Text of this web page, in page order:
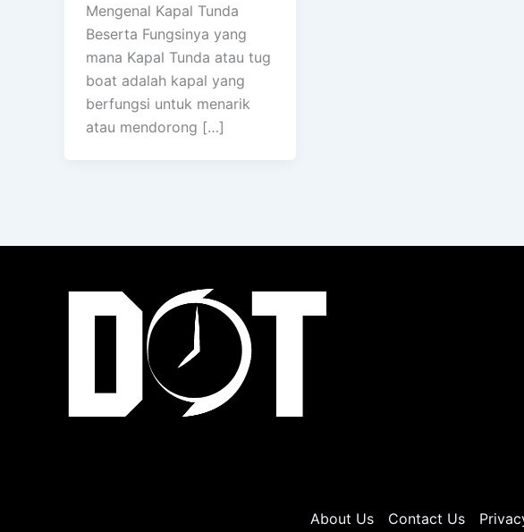
Mengenal Kapal Tunda
Beserta Fungsinya yang
mana Kapal Tunda atau tug
boat adalah kapal yang
berfungsi untuk menarik
atau mendorong […]
About Us Contact Us